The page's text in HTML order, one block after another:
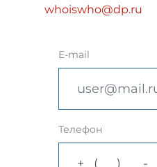
whoiswho@dp.ru
E-mail
Телефон